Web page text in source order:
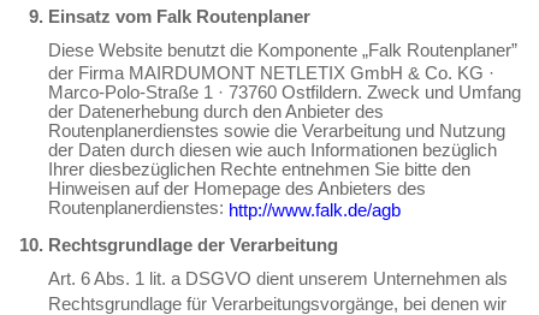
Einsatz vom Falk Routenplaner
Diese Website benutzt die Komponente „Falk Routenplaner”
der Firma MAIRDUMONT NETLETIX GmbH & Co. KG ·
Marco-Polo-Straße 1 · 73760 Ostfildern. Zweck und Umfang
der Datenerhebung durch den Anbieter des
Routenplanerdienstes sowie die Verarbeitung und Nutzung
der Daten durch diesen wie auch Informationen bezüglich
Ihrer diesbezüglichen Rechte entnehmen Sie bitte den
Hinweisen auf der Homepage des Anbieters des
Routenplanerdienstes: http://www.falk.de/agb
Rechtsgrundlage der Verarbeitung
Art. 6 Abs. 1 lit. a DSGVO dient unserem Unternehmen als
Rechtsgrundlage für Verarbeitungsvorgänge, bei denen wir